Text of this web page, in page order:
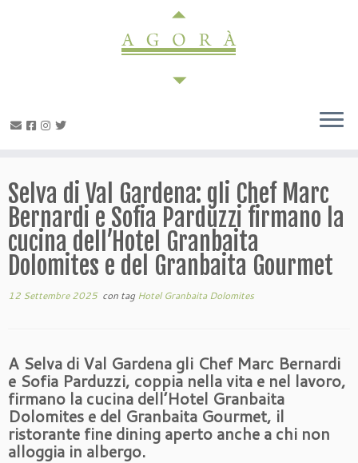
Selva di Val Gardena: gli Chef Marc
Bernardi e Sofia Parduzzi firmano la
cucina dell’Hotel Granbaita
Dolomites e del Granbaita Gourmet
12 Settembre 2025con tagHotel Granbaita Dolomites
A Selva di Val Gardena gli Chef Marc Bernardi
e Sofia Parduzzi, coppia nella vita e nel lavoro,
firmano la cucina dell’Hotel Granbaita
Dolomites e del Granbaita Gourmet, il
ristorante fine dining aperto anche a chi non
alloggia in albergo.